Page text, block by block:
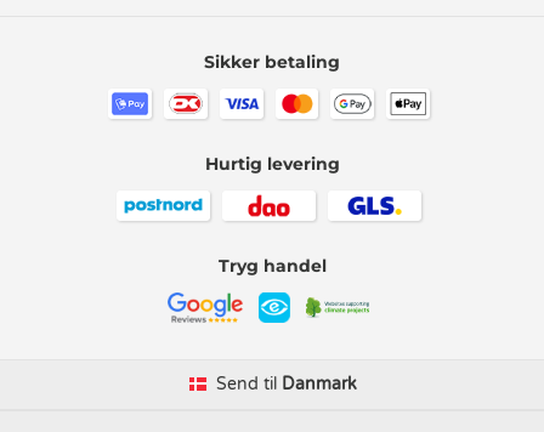
Send til Danmark
Sikker betaling
Hurtig levering
Tryg handel